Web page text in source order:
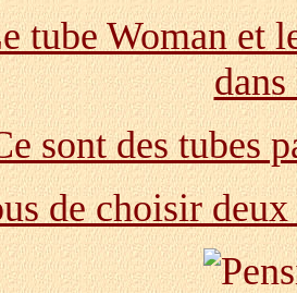
tube Woman et
sont des tubes
de choisir